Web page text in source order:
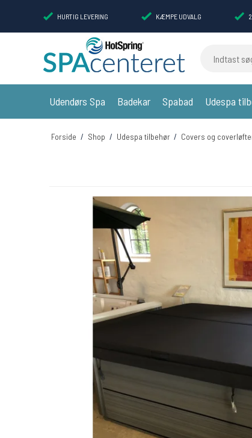
HURTIG LEVERING KÆMPE UDVALG
Udendørs Spa Badekar Spabad Udespa
Forside / Shop / Udespa tilbehør / Covers og